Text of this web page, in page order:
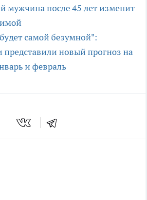
мужчина после 45 лет изменит
самой безумной":
представили новый прогноз на
и февраль